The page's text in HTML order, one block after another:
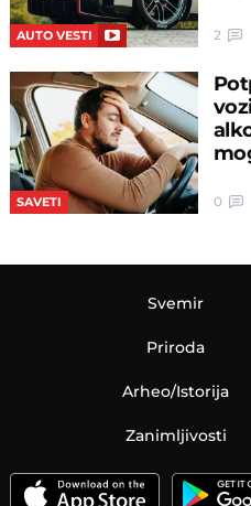
AUTO VESTI 2
SAVETI 0
Svemir
Priroda
Arheo/Istorija
Zanimljivosti